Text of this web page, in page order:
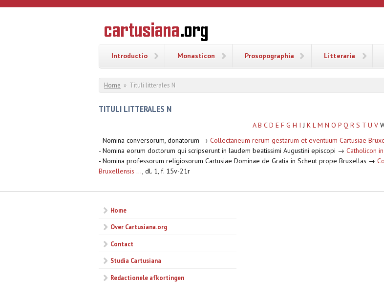
Overslaan en naar de inhoud gaan
CARTUSIANA
Geschiedenis
van de
Introductio Monasticon Prosopographia Litteraria
U bent hier
Home » Tituli litterales N
TITULI LITTERALES N
A B C D E F G H I J K L M N O P Q R S T U V
- Nomina conversorum, donatorum → Collectaneum rerum gestarum et eventuum Cartusiae
- Nomina eorum doctorum qui scripserunt in laudem beatissimi Augustini episcopi → Catholicon
- Nomina professorum religiosorum Cartusiae Dominae de Gratia in Scheut prope Bruxellas →
Bruxellensis ..., dl. 1, f. 15v-21r
Home
Over Cartusiana.org
Contact
Studia Cartusiana
Redactionele afkortingen